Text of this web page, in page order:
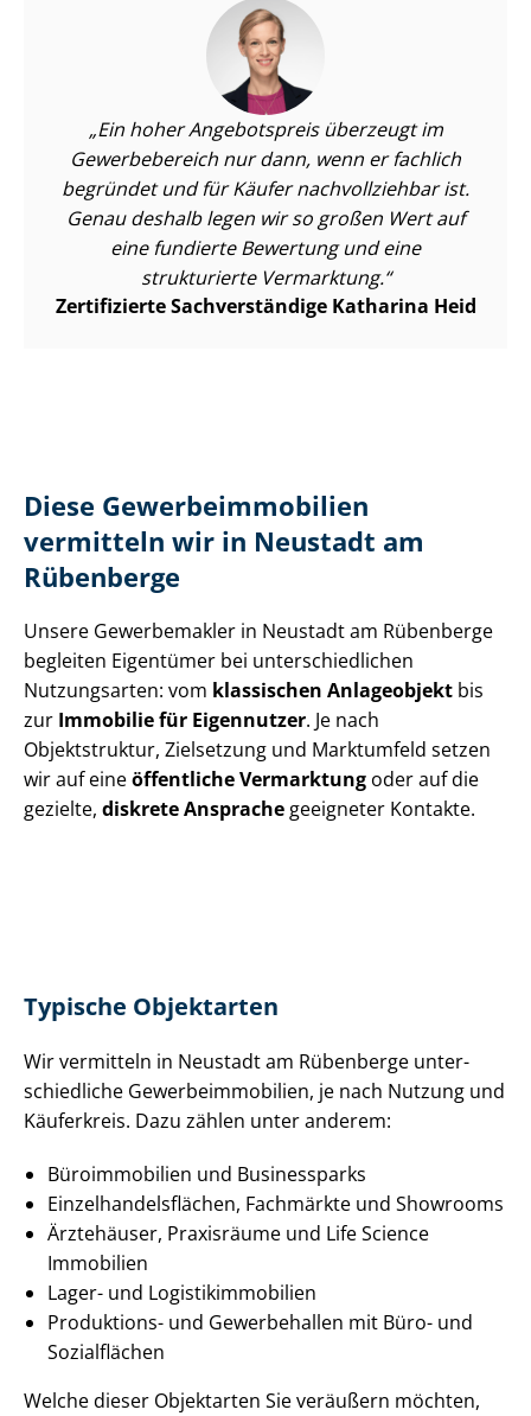
Ein hoher Angebotspreis überzeugt im
Gewerbebereich nur dann, wenn er fachlich
begründet und für Käufer nachvollziehbar ist.
Genau deshalb legen wir so großen Wert auf
eine fundierte Bewertung und eine
strukturierte Vermarktung.
Zertifizierte Sachverständige Katharina Heid
Diese Ge­wer­be­im­mo­bi­li­en
vermitteln wir in Neustadt am
Rübenberge
Unsere Gewerbemakler in Neustadt am Rübenberge
begleiten Eigentümer bei un­ter­schied­li­chen
Nutzungsarten: vom klassischen Anlageobjekt bis
zur Immobilie für Eigennutzer. Je nach
Objektstruktur, Zielsetzung und Marktumfeld setzen
wir auf eineöffentliche Vermarktung oder auf die
gezielte, diskrete Ansprachegeeigneter Kontakte.
Typische Objektarten
Wir vermitteln in Neustadt am Rübenberge un­ter­
schied­li­che Ge­wer­be­im­mo­bi­li­en, je nach Nutzung und
Käuferkreis. Dazu zählen unter anderem:
Büroimmobilien und Businessparks
Ein­zel­han­dels­flä­chen, Fachmärkte und Showrooms
Ärztehäuser, Praxisräume und Life Science
Immobilien
Lager- und Lo­gis­tik­im­mo­bi­li­en
Produktions- und Gewerbehallen mit Büro- und
Sozialflächen
Welche dieser Objektarten Sie veräußern möchten,